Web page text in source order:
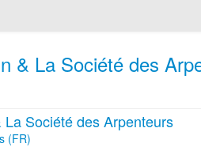
& La Société des
La Société des Arpenteurs
(FR)